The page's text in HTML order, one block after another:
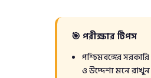
🎯 পরীক্ষার টিপস
পশ্চিমবঙ্গের সরকারি
ও উদ্দেশ্য মনে রাখুন